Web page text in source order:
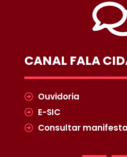
CANAL FALA
Ouvidoria
E-SIC
Consultar